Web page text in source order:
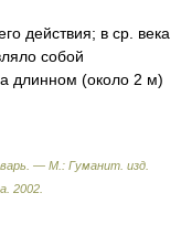
действия; в ср. века
собой
длинном (около 2 м)
— М.: Гуманит. изд.
2002